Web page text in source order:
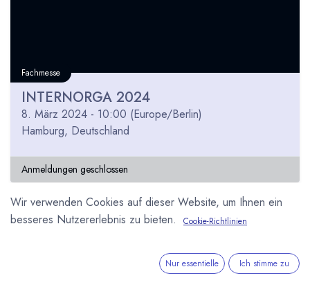
Fachmesse
INTERNORGA 2024
8. März 2024 - 10:00 (Europe/Berlin)
Hamburg, Deutschland
Anmeldungen geschlossen
Wir verwenden Cookies auf dieser Website, um Ihnen ein
besseres Nutzererlebnis zu bieten.
Cookie-Richtlinien
Nur essentielle Ich stimme zu